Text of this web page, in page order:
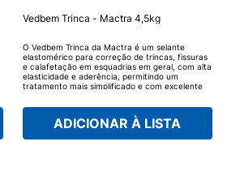
Vedbem Trinca - Mactra 4,5kg
O Vedbem Trinca da Mactra é um selante
elastomérico para correção de trincas, fissuras
e calafetação em esquadrias em geral, com alta
elasticidade e aderência, permitindo um
tratamento mais simplificado e com excelente
com praticidade na aplicação, rapidez,
aderência a diversos tipos de superfície,
excelente resistência às ações climáticas e ao
ADICIONAR À LISTA